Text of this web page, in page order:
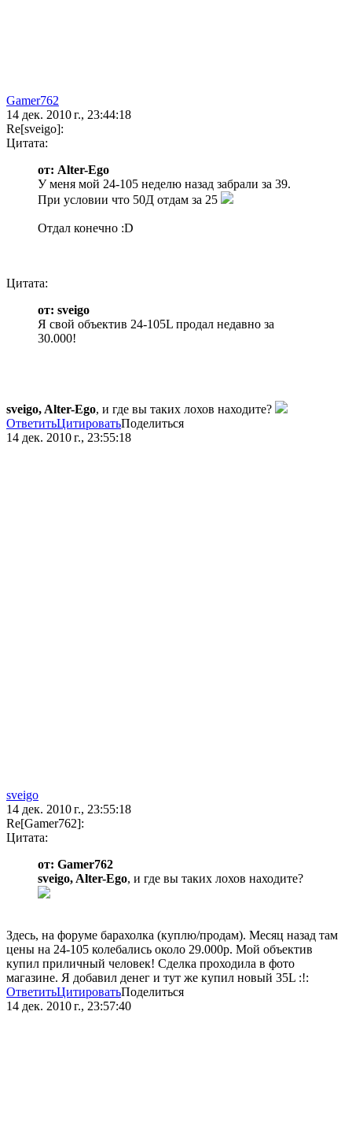
Gamer762
14 дек. 2010 г., 23:44:18
Re[sveigo]:
Цитата:
от: Alter-Ego
У меня мой 24-105 неделю назад забрали за 39.
При условии что 50Д отдам за 25
Отдал конечно :D
Цитата:
от: sveigo
Я свой объектив 24-105L продал недавно за
30.000!
sveigo, Alter-Ego, и где вы таких лохов находите?
ОтветитьЦитироватьПоделиться
14 дек. 2010 г., 23:55:18
sveigo
14 дек. 2010 г., 23:55:18
Re[Gamer762]:
Цитата:
от: Gamer762
sveigo, Alter-Ego, и где вы таких лохов находите?
Здесь, на форуме барахолка (куплю/продам). Месяц назад там
цены на 24-105 колебались около 29.000р. Мой объектив
купил приличный человек! Сделка проходила в фото
магазине. Я добавил денег и тут же купил новый 35L :!:
ОтветитьЦитироватьПоделиться
14 дек. 2010 г., 23:57:40